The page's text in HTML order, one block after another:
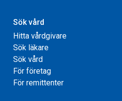
Sök vård
Hitta vårdgivare
Sök läkare
Sök vård
För företag
För remittenter